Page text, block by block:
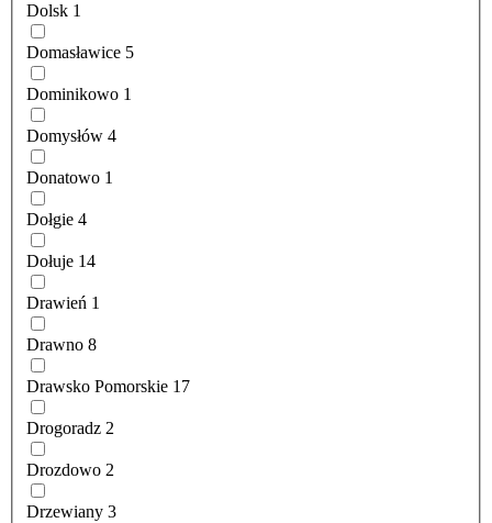
Dolsk 1
Domasławice 5
Dominikowo 1
Domysłów 4
Donatowo 1
Dołgie 4
Dołuje 14
Drawień 1
Drawno 8
Drawsko Pomorskie 17
Drogoradz 2
Drozdowo 2
Drzewiany 3